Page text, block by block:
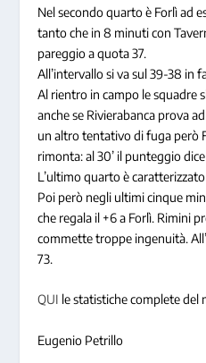
Nel secondo quarto è Forlì ad
tanto che in 8 minuti con
pareggio a quota 37.
All’intervallo si va sul 39-38 in
Al rientro in campo le squadre
anche se Rivierabanca prova
un altro tentativo di fuga però
rimonta: al 30’ il punteggio
L’ultimo quarto è
Poi però negli ultimi cinque
che regala il +6 a Forlì. Rimini
commette troppe ingenuità.
73.
QUI le statistiche complete del
Eugenio Petrillo